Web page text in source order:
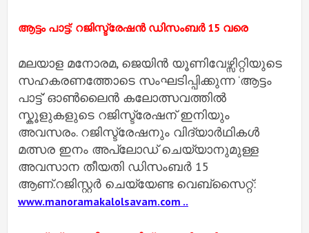
ആട്ടം പാട്ട്: റജിസ്ട്രേഷൻ ഡിസംബർ 15 വരെ
മലയാള മനോരമ, ജെയിൻ യൂണിവേഴ്സിറ്റിയുടെ
സഹകരണത്തോടെ സംഘടിപ്പിക്കുന്ന ‘ആട്ടം
പാട്ട്’ ഓൺലൈൻ കലോത്സവത്തിൽ
സ്കൂളുകളുടെ റജിസ്ട്രേഷന് ഇനിയും
അവസരം. റജിസ്ട്രേഷനും വിദ്യാർഥികൾ
മത്സര ഇനം അപ്‍ലോഡ് ചെയ്യാനുമുള്ള
അവസാന തീയതി ഡിസംബർ 15
ആണ്.റജിസ്റ്റർ ചെയ്യേണ്ട വെബ്സൈറ്റ്:
www.manoramakalolsavam.com ..